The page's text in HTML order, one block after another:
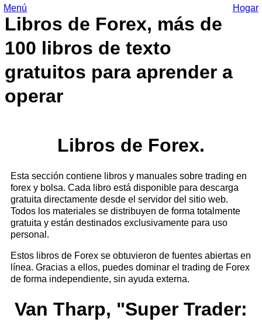
Libros de Forex, más de
100 libros de texto
gratuitos para aprender a
operar
Menú Hogar
Libros de Forex.
Esta sección contiene libros y manuales sobre trading en
forex y bolsa. Cada libro está disponible para descarga
gratuita directamente desde el servidor del sitio web.
Todos los materiales se distribuyen de forma totalmente
gratuita y están destinados exclusivamente para uso
personal.
Estos libros de Forex se obtuvieron de fuentes abiertas en
línea. Gracias a ellos, puedes dominar el trading de Forex
de forma independiente, sin ayuda externa.
Van Tharp, "Super Trader: